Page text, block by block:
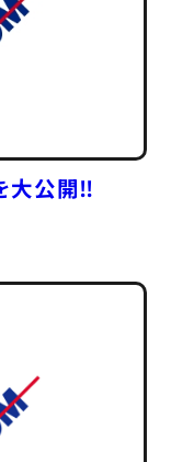
大公開‼